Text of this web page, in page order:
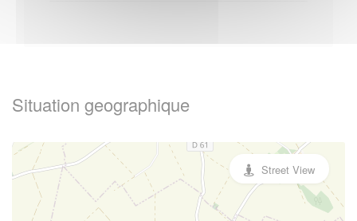
Situation geographique
Street View